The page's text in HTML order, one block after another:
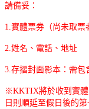
請備妥：
1.實體票券（尚未取票
2.姓名、電話、地址
3.存摺封面影本：需包
※KKTIX將於收到實體
日則順延至假日後的第